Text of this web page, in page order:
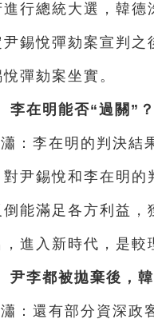
行總統大選，韓德
尹錫悅彈劾案宣判
彈劾案坐實。
李在明能否“過關”？
：李在明的判決結
對尹錫悅和李在明的
倒能滿足各方利益，
進入新時代，是較
尹李都被拋棄後，
：還有部分資深政